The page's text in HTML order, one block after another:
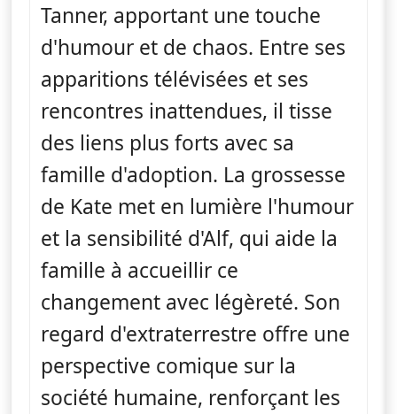
Tanner, apportant une touche
d'humour et de chaos. Entre ses
apparitions télévisées et ses
rencontres inattendues, il tisse
des liens plus forts avec sa
famille d'adoption. La grossesse
de Kate met en lumière l'humour
et la sensibilité d'Alf, qui aide la
famille à accueillir ce
changement avec légèreté. Son
regard d'extraterrestre offre une
perspective comique sur la
société humaine, renforçant les